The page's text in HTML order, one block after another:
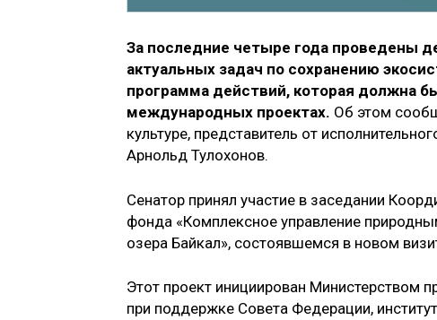
За последние четыре года проведены
актуальных задач по сохранению
программа действий, которая должна
международных проектах. Об этом
культуре, представитель от
Арнольд Тулохонов.
Сенатор принял участие в заседании
фонда «Комплексное управление
озера Байкал», состоявшемся в новом
Этот проект инициирован Министерством
при поддержке Совета Федерации,